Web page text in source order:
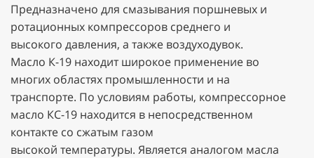
Предназначено для смазывания поршневых и
ротационных компрессоров среднего и
высокого давления, а также воздуходувок.
Масло К-19 находит широкое применение во
многих областях промышленности и на
транспорте. По условиям работы, компрессорное
масло КС-19 находится в непосредственном
контакте со сжатым газом
высокой температуры. Является аналогом масла